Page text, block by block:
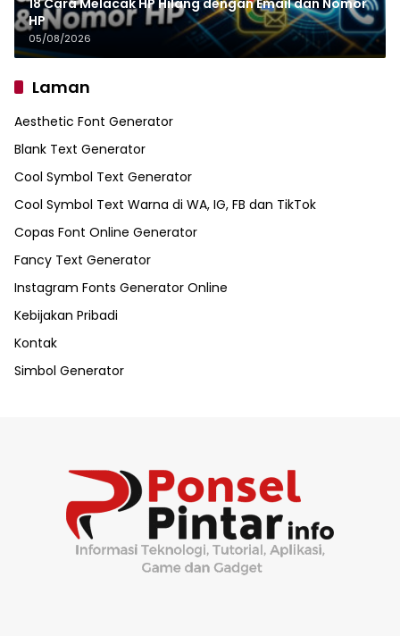
18 Cara Melacak HP Hilang dengan Email dan Nomor
HP
05/08/2026
Laman
Aesthetic Font Generator
Blank Text Generator
Cool Symbol Text Generator
Cool Symbol Text Warna di WA, IG, FB dan TikTok
Copas Font Online Generator
Fancy Text Generator
Instagram Fonts Generator Online
Kebijakan Pribadi
Kontak
Simbol Generator